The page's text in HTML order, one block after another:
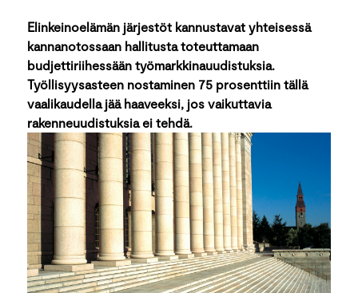
Elinkeinoelämän järjestöt kannustavat yhteisessä
kannanotossaan hallitusta toteuttamaan
budjettiriihessään työmarkkinauudistuksia.
Työllisyysasteen nostaminen 75 prosenttiin tällä
vaalikaudella jää haaveeksi, jos vaikuttavia
rakenneuudistuksia ei tehdä.